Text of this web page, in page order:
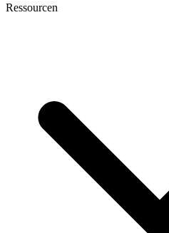
Ressourcen